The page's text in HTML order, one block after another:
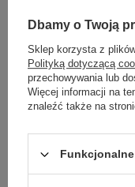
tekstyliach lub
Dodatkowe
Składniki (INCI):
Bergamia Fruit Oil),
grejpfrut (Citrus
Maksymalna ilość
zamówieniu dla
Dbamy o Twoją
Sklep korzysta z
Polityką dotyczącą
przechowywania lub
Więcej informacji na
znaleźć także na